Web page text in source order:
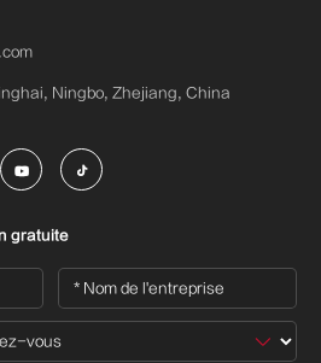
Ningbo, Zhejiang, China
 
gratuite